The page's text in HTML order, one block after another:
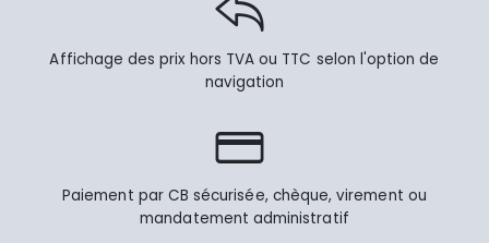
Affichage des prix hors TVA ou TTC selon l'option de
navigation
Paiement par CB sécurisée, chèque, virement ou
mandatement administratif